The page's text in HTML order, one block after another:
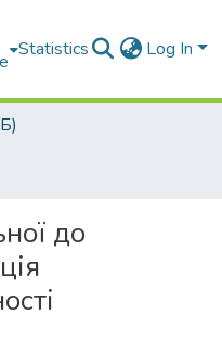
Statistics Log In
до